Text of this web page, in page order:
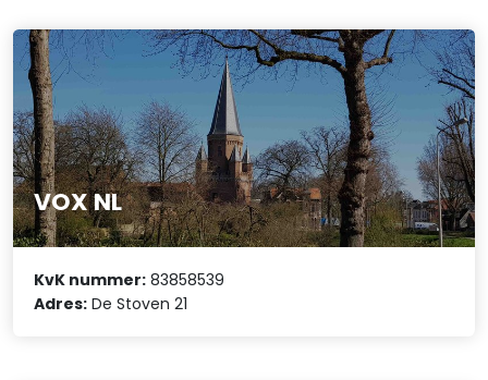
VOX NL
KvK nummer: 83858539
Adres: De Stoven 21